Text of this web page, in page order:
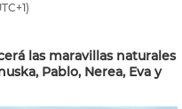
las maravillas naturales
Pablo, Nerea, Eva y